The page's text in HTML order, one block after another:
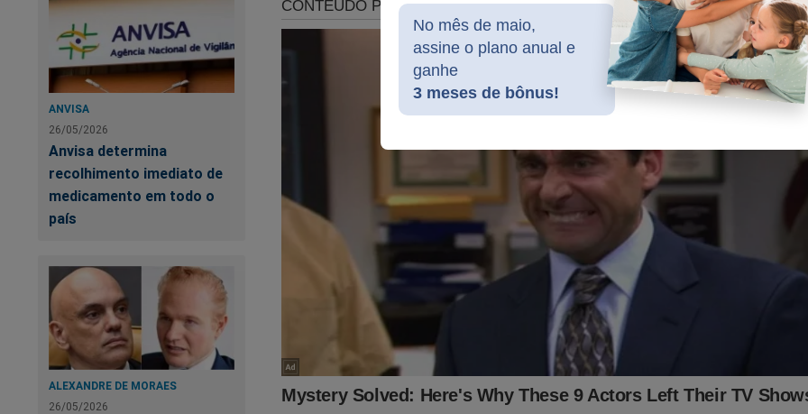
No mês de maio,
assine o plano anual e
ganhe
3 meses de bônus!
ANVISA
26/05/2026
Anvisa determina
recolhimento imediato de
medicamento em todo o
país
ALEXANDRE DE MORAES
26/05/2026
Faça agora a sua assinatura e tenha acesso a todo o conteúdo da Revista A
https://assinante.jornaldacidadeonline.com.br/apresentacao